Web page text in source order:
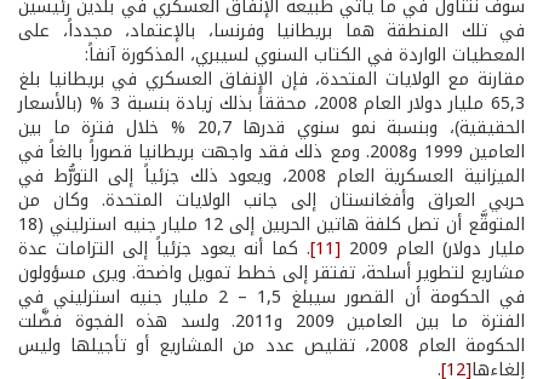
في تلك المنطقة هما بريطانيا وفرنسا، بالإعتماد، مجدداً، على
المعطيات الواردة في الكتاب السنوي لسيبري، المذكورة آنفاً:
مقارنة مع الولايات المتحدة، فإن الإنفاق العسكري في بريطانيا بلغ
65,3 مليار دولار العام 2008، محققاً بذلك زيادة بنسبة 3 % (بالأسعار
الحقيقية)، وبنسبة نمو سنوي قدرها 20,7 % خلال فترة ما بين
العامين 1999 و2008. ومع ذلك فقد واجهت بريطانيا قصوراً بالغاً في
الميزانية العسكرية العام 2008، ويعود ذلك جزئياً إلى التورُّط في
حربي العراق وأفغانستان إلى جانب الولايات المتحدة. وكان من
المتوقَّع أن تصل كلفة هاتين الحربين إلى 12 مليار جنيه استرليني (18
مليار دولار) العام 2009 [11] . كما أنه يعود جزئياً إلى التزامات عدة
مشاريع لتطوير أسلحة، تفتقر إلى خطط تمويل واضحة. ويرى مسؤولون
في الحكومة أن القصور سيبلغ 1,5 – 2 مليار جنيه استرليني في
الفترة ما بين العامين 2009 و2011. ولسد هذه الفجوة فضَّلت
الحكومة العام 2008، تقليص عدد من المشاريع أو تأجيلها وليس
إلغاءها[12]
.